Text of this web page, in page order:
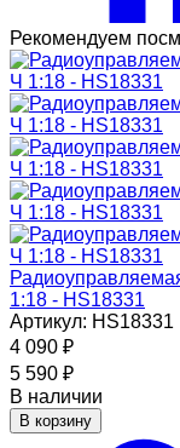
Рекомендуем
1:18 - HS18331
Артикул: HS18331
4 090 ₽
5 590 ₽
В наличии
В корзину